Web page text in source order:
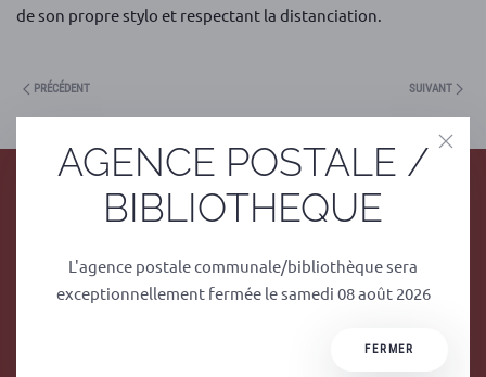
de son propre stylo et respectant la distanciation.
PRÉCÉDENT SUIVANT
AGENCE POSTALE /
BIBLIOTHEQUE
L'agence postale communale/bibliothèque sera
exceptionnellement fermée le samedi 08 août 2026
FERMER